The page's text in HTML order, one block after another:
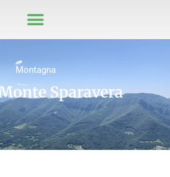
Montagna
Sparavera